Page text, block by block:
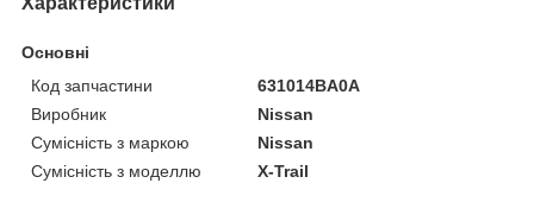
Основні
Код запчастини
631014BA0A
Виробник
Nissan
Сумісність з маркою
Nissan
Сумісність з моделлю
X-Trail